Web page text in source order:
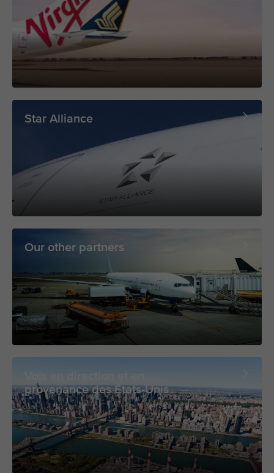
Star Alliance
Our other partners
Vols en direction et en
provenance des États-Unis